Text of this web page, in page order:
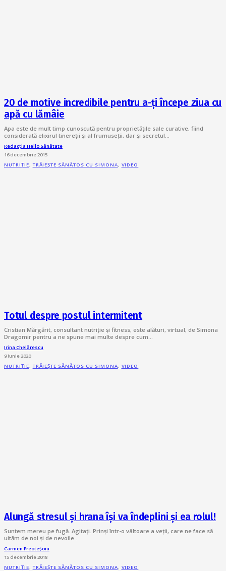
20 de motive incredibile pentru a-ți începe ziua cu
apă cu lămâie
Apa este de mult timp cunoscută pentru proprietățile sale curative, fiind
considerată elixirul tinereții și al frumuseții, dar și secretul…
Redacția Hello Sănătate
16 decembrie 2015
NUTRIȚIE, TRĂIEȘTE SĂNĂTOS CU SIMONA, VIDEO
Totul despre postul intermitent
Cristian Mărgărit, consultant nutriție și fitness, este alături, virtual, de Simona
Dragomir pentru a ne spune mai multe despre cum…
Irina Chelărescu
9 iunie 2020
NUTRIȚIE, TRĂIEȘTE SĂNĂTOS CU SIMONA, VIDEO
Alungă stresul și hrana își va îndeplini și ea rolul!
Suntem mereu pe fugă. Agitați. Prinși într-o vâltoare a veții, care ne face să
uităm de noi și de nevoile…
Carmen Preoteșoiu
15 decembrie 2018
NUTRIȚIE, TRĂIEȘTE SĂNĂTOS CU SIMONA, VIDEO